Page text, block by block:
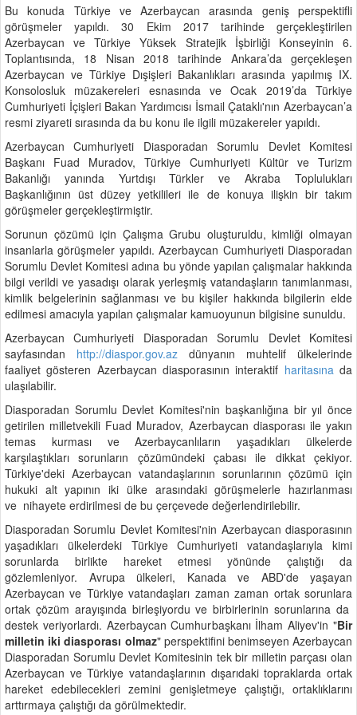
Bu konuda Türkiye ve Azerbaycan arasında geniş perspektifli
görüşmeler yapıldı. 30 Ekim 2017 tarihinde gerçekleştirilen
Azerbaycan ve Türkiye Yüksek Stratejik İşbirliği Konseyinin 6.
Toplantısında, 18 Nisan 2018 tarihinde Ankara’da gerçekleşen
Azerbaycan ve Türkiye Dışişleri Bakanlıkları arasında yapılmış IX.
Konsolosluk müzakereleri esnasında ve Ocak 2019’da Türkiye
Cumhuriyeti İçişleri Bakan Yardımcısı İsmail Çataklı'nın Azerbaycan’a
resmi ziyareti sırasında da bu konu ile ilgili müzakereler yapıldı.
Azerbaycan Cumhuriyeti Diasporadan Sorumlu Devlet Komitesi
Başkanı Fuad Muradov, Türkiye Cumhuriyeti Kültür ve Turizm
Bakanlığı yanında Yurtdışı Türkler ve Akraba Toplulukları
Başkanlığının üst düzey yetkilileri ile de konuya ilişkin bir takım
görüşmeler gerçekleştirmiştir.
Sorunun çözümü için Çalışma Grubu oluşturuldu, kimliği olmayan
insanlarla görüşmeler yapıldı. Azerbaycan Cumhuriyeti Diasporadan
Sorumlu Devlet Komitesi adına bu yönde yapılan çalışmalar hakkında
bilgi verildi ve yasadışı olarak yerleşmiş vatandaşların tanımlanması,
kimlik belgelerinin sağlanması ve bu kişiler hakkında bilgilerin elde
edilmesi amacıyla yapılan çalışmalar kamuoyunun bilgisine sunuldu.
Azerbaycan Cumhuriyeti Diasporadan Sorumlu Devlet Komitesi
sayfasından http://diaspor.gov.az dünyanın muhtelif ülkelerinde
faaliyet gösteren Azerbaycan diasporasının interaktif haritasınada
ulaşılabilir.
Diasporadan Sorumlu Devlet Komitesi'nin başkanlığına bir yıl önce
getirilen milletvekili Fuad Muradov, Azerbaycan diasporası ile yakın
temas kurması ve Azerbaycanlıların yaşadıkları ülkelerde
karşılaştıkları sorunların çözümündeki çabası ile dikkat çekiyor.
Türkiye'deki Azerbaycan vatandaşlarının sorunlarının çözümü için
hukuki alt yapının iki ülke arasındaki görüşmelerle hazırlanması
ve nihayete erdirilmesi de bu çerçevede değerlendirilebilir.
Diasporadan Sorumlu Devlet Komitesi'nin Azerbaycan diasporasının
yaşadıkları ülkelerdeki Türkiye Cumhuriyeti vatandaşlarıyla kimi
sorunlarda birlikte hareket etmesi yönünde çalıştığı da
gözlemleniyor. Avrupa ülkeleri, Kanada ve ABD'de yaşayan
Azerbaycan ve Türkiye vatandaşları zaman zaman ortak sorunlara
ortak çözüm arayışında birleşiyordu ve birbirlerinin sorunlarına da
destek veriyorlardı. Azerbaycan Cumhurbaşkanı İlham Aliyev'in "Bir
milletin iki diasporası olmaz" perspektifini benimseyen Azerbaycan
Diasporadan Sorumlu Devlet Komitesinin tek bir milletin parçası olan
Azerbaycan ve Türkiye vatandaşlarının dışarıdaki topraklarda ortak
hareket edebilecekleri zemini genişletmeye çalıştığı, ortaklıklarını
arttırmaya çalıştığı da görülmektedir.